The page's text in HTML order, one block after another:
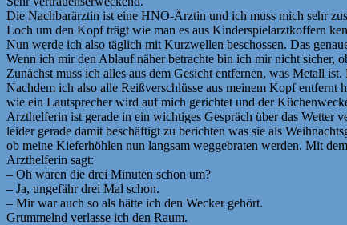
Die Nachbarärztin ist eine HNO-Ärztin und ich muss mich sehr
Loch um den Kopf trägt wie man es aus Kinderspielarztkoffern
Nun werde ich also täglich mit Kurzwellen beschossen. Das
Wenn ich mir den Ablauf näher betrachte bin ich mir nicht sicher,
Zunächst muss ich alles aus dem Gesicht entfernen, was Metall
Nachdem ich also alle Reißverschlüsse aus meinem Kopf entfernt
wie ein Lautsprecher wird auf mich gerichtet und der
Arzthelferin ist gerade in ein wichtiges Gespräch über das
leider gerade damit beschäftigt zu berichten was sie als
ob meine Kieferhöhlen nun langsam weggebraten werden. Mit
Arzthelferin sagt:
– Oh waren die drei Minuten schon um?
– Ja, ungefähr drei Mal schon.
– Mir war auch so als hätte ich den Wecker gehört.
Grummelnd verlasse ich den Raum.